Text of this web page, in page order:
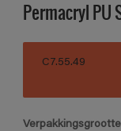
Permacryl PU
C7.55.49
Verpakkingsgrootte